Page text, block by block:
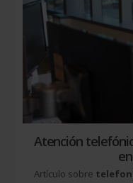
Atención
Artículo sobre